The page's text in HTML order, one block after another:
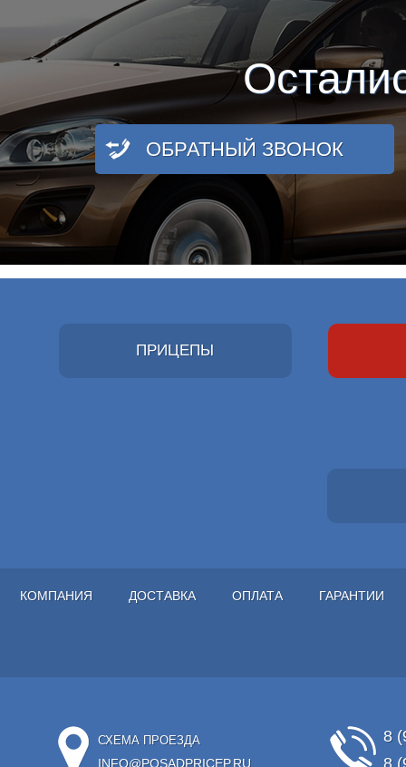
ОБРАТНЫЙ ЗВОНОК
ПРИЦЕПЫ
КОМПАНИЯ ДОСТАВКА ОПЛАТА ГАРАНТИИ
СХЕМА ПРОЕЗДА
INFO@POSADPRICEP.RU
8
8